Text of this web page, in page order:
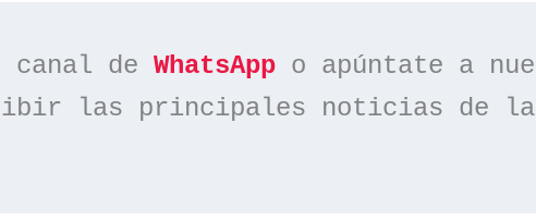
canal de WhatsApp
las principales noticias de la